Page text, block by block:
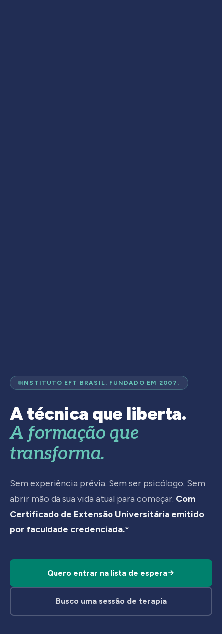
INSTITUTO EFT BRASIL. FUNDADO EM 2007.
A técnica que liberta.
A formação que
transforma.
Sem experiência prévia. Sem ser psicólogo. Sem
abrir mão da sua vida atual para começar. Com
Certificado de Extensão Universitária emitido
por faculdade credenciada.*
Quero entrar na lista de espera
Busco uma sessão de terapia